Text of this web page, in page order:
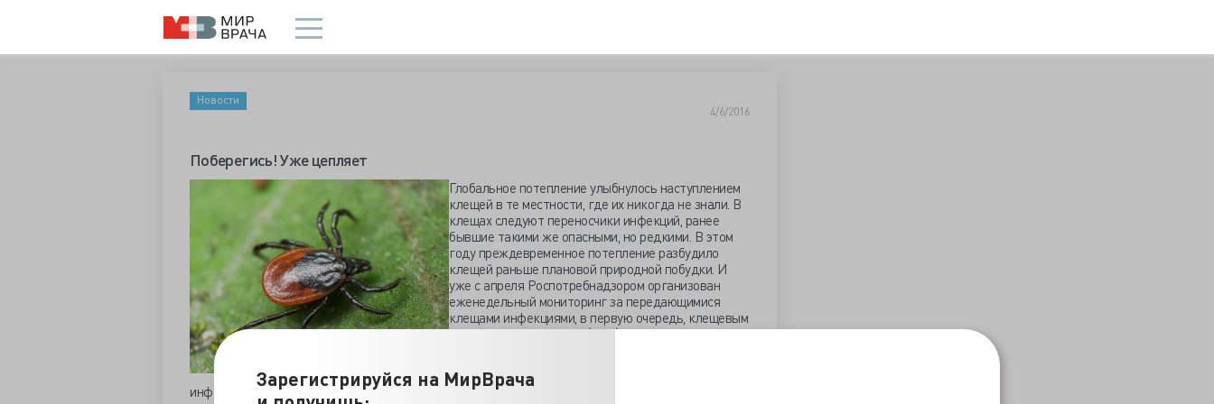
Зарегистрируйся на МирВрача
Новости
4/6/2016
Поберегись! Уже цепляет
Глобальное потепление улыбнулось наступлением
клещей в те местности, где их никогда не знали. В
клещах следуют переносчики инфекций, ранее
бывшие такими же опасными, но редкими. В этом
году преждевременное потепление разбудило
клещей раньше плановой природной побудки. И
уже с апреля Роспотребнадзором организован
еженедельный мониторинг за передающимися
клещами инфекциями, в первую очередь, клещевым
вирусным энцефалитом (КВЭ).
эпидемиологическая ситуация по клещевым
инфекциям весьма напряженная. И хоть большая часть заражений происходила в лесных